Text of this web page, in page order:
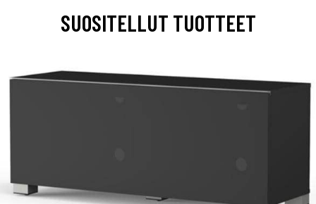
SUOSITELLUT TUOTTEET